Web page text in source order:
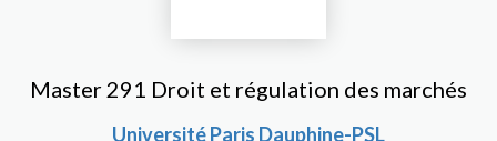
Master 291 Droit et régulation des marchés
Université Paris Dauphine-PSL